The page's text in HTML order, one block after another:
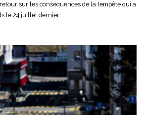
sur les conséquences de la tempête qui a
le 24 juillet dernier.